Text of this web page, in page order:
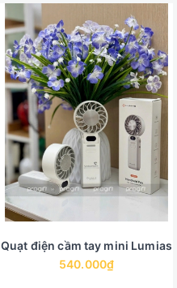
Quạt điện cầm tay mini Lumias
540.000₫